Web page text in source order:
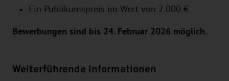
Ein Publikumspreis im Wert von 2.000 €
Bewerbungen sind bis 24. Februar 2026 möglich.
Weiterführende Informationen